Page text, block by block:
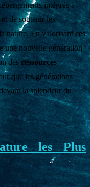
intégrés à
de soutenir les
nature. En valorisant ces
une nouvelle génération
des ressources
que les générations
la splendeur du
les Plus